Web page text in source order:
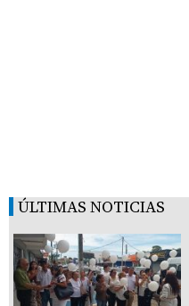
ÚLTIMAS NOTICIAS